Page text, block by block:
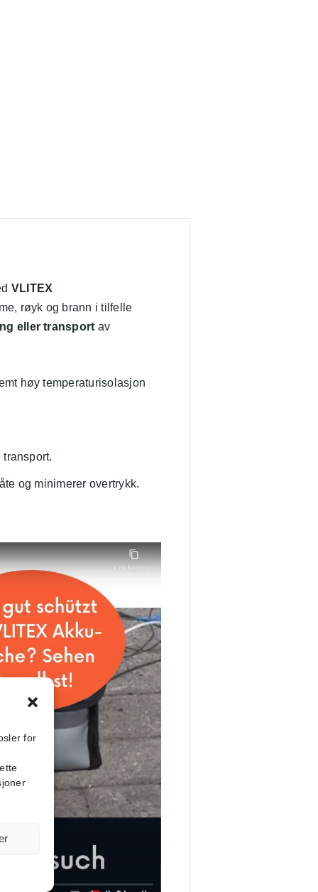
for
VLITEX
røyk og brann i tilfelle
eller transport av
høy temperaturisolasjon
og minimerer overtrykk.